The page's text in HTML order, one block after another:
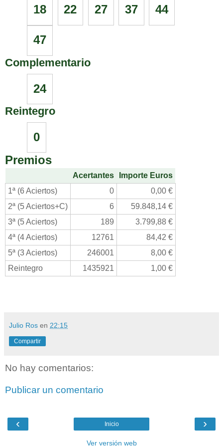
18
22 27 37 44
47
Complementario
24
Reintegro
0
Premios
Acertantes
Importe Euros
1ª (6 Aciertos)
0
0,00 €
2ª (5 Aciertos+C)
6
59.848,14 €
3ª (5 Aciertos)
189
3.799,88 €
4ª (4 Aciertos)
12761
84,42 €
5ª (3 Aciertos)
246001
8,00 €
Reintegro
1435921 1,00 €
Julio Ros en 22:15
Compartir
No hay comentarios:
Publicar un comentario
‹ ›
Inicio
Ver versión web